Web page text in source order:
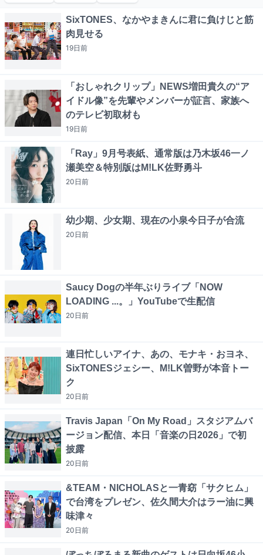
SixTONES、なかやまきんに君に負けじと筋
肉見せる
19日前
「おしゃれクリップ」NEWS増田貴久の“ア
イドル像”を先輩やメンバーが証言、家族へ
のテレビ初取材も
19日前
「Ray」9月号表紙、通常版は乃木坂46一ノ
瀬美空＆特別版はM!LK佐野勇斗
20日前
幼少期、少女期、現在の小泉今日子が合流
20日前
Saucy Dogの半年ぶりライブ「NOW
LOADING ...。」YouTubeで生配信
20日前
連日忙しいアイナ、あの、モナキ・おヨネ、
SixTONESジェシー、M!LK曽野が本音トー
ク
20日前
Travis Japan「On My Road」スタジアムバ
ージョン配信、本日「音楽の日2026」で初
披露
20日前
&TEAM・NICHOLASと一青窈「サクヒム」
で台湾をプレゼン、佐久間大介はラー油に興
味津々
20日前